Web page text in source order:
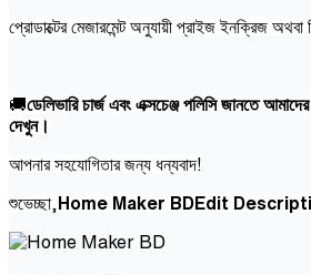
প্রোডাক্টের মেজারমেন্ট অনুযায়ী প্রাইজ ইনক্রিজ
🚚ডেলিভারি চার্জ এবং এক্সচেঞ্জ পলিসি জানতে
দেখুন।
আপনার সহযোগিতার জন্য ধন্যবাদ!
শুভেচ্ছা, Home Maker BDEdit